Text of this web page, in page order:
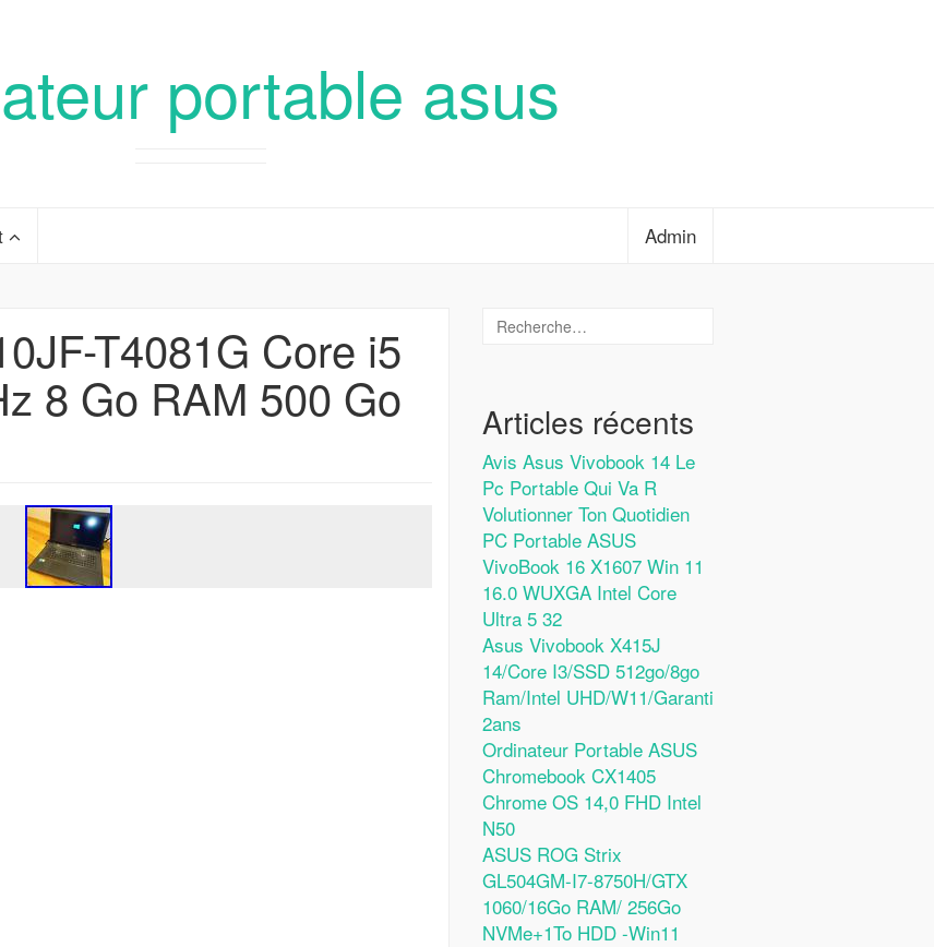
portable asus
Admin
T4081G Core i5
8 Go RAM 500 Go Articles récents
Avis Asus Vivobook 14 Le
Pc Portable Qui Va R
Volutionner Ton Quotidien
PC Portable ASUS
VivoBook 16 X1607 Win 11
16.0 WUXGA Intel Core
Ultra 5 32
Asus Vivobook X415J
14/Core I3/SSD 512go/8go
Ram/Intel UHD/W11/Garanti
2ans
Ordinateur Portable ASUS
Chromebook CX1405
Chrome OS 14,0 FHD Intel
N50
ASUS ROG Strix
GL504GM-I7-8750H/GTX
1060/16Go RAM/ 256Go
NVMe+1To HDD -Win11